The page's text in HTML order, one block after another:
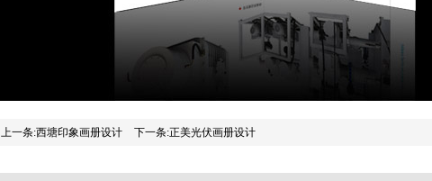
上一条:西塘印象画册设计 下一条:正美光伏画册设计